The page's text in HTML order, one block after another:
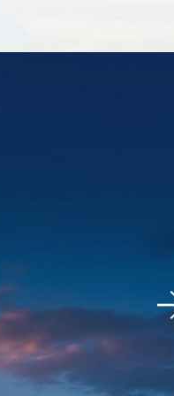
1月 旗下子公司再
3月 荣登“未来创造
3月 集团董事长谢